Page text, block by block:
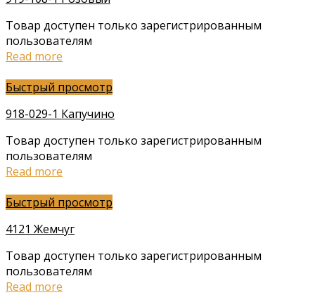
Товар доступен только зарегистрированным
пользователям
Read more
Быстрый просмотр
918-029-1 Капучино
Товар доступен только зарегистрированным
пользователям
Read more
Быстрый просмотр
4121 Жемчуг
Товар доступен только зарегистрированным
пользователям
Read more